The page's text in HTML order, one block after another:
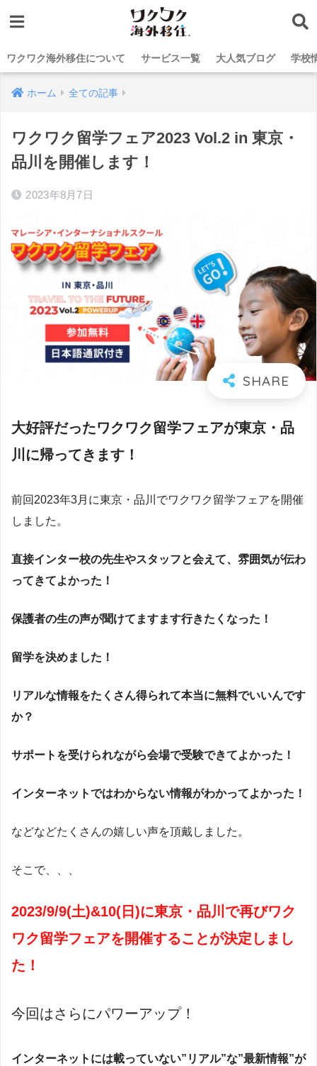
ワクワク海外移住について サービス一覧 大人気ブログ 学校
ホーム 全ての記事
ワクワク留学フェア2023 Vol.2 in 東京・
品川を開催します！
2023年8月7日
大好評だったワクワク留学フェアが東京・品
川に帰ってきます！
前回2023年3月に東京・品川でワクワク留学フェアを開催
しました。
直接インター校の先生やスタッフと会えて、雰囲気が伝わ
ってきてよかった！
保護者の生の声が聞けてますます行きたくなった！
留学を決めました！
リアルな情報をたくさん得られて本当に無料でいいんです
か？
サポートを受けられながら会場で受験できてよかった！
インターネットではわからない情報がわかってよかった！
などなどたくさんの嬉しい声を頂戴しました。
そこで、、、
2023/9/9(土)&10(日)に東京・品川で再びワク
ワク留学フェアを開催することが決定しまし
た！
今回はさらにパワーアップ！
インターネットには載っていない”リアル”な”最新情報”が